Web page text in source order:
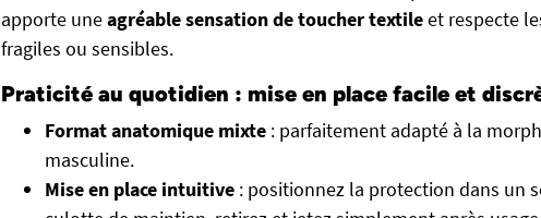
apporte uneagréable sensation de toucher textileet respecte
fragiles ou sensibles.
Praticité au quotidien : mise en place facile et
Format anatomique mixte : parfaitement adapté à la
masculine.
Mise en place intuitive : positionnez la protection dans un